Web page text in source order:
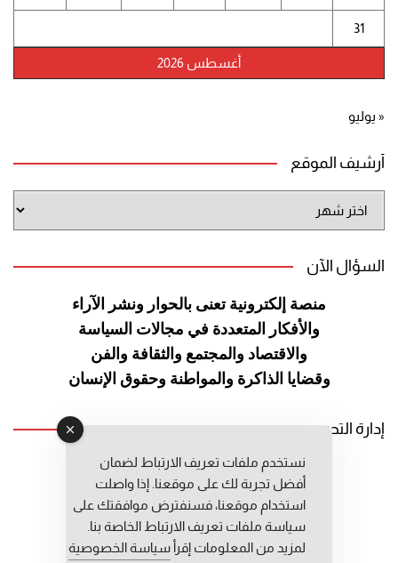
أغسطس 2026
31
« يوليو
أرشيف الموقع
الموقع
السؤال الآن
منصة إلكترونية تعنى بالحوار ونشر الآراء
والأفكار المتعددة في مجالات السياسة
والاقتصاد والمجتمع والثقافة والفن
وقضايا الذاكرة والمواطنة وحقوق الإنسان
إدارة التحرير
رئيس التحرير: عبد الرحيم التوراني
رئيس التحرير المساعد: المعطي قبال
مديرة التحرير: فاطمة حوحو
نستخدم ملفات تعريف الارتباط لضمان
أفضل تجربة لك على موقعنا. إذا واصلت
استخدام موقعنا، فسنفترض موافقتك على
سياسة ملفات تعريف الارتباط الخاصة بنا.
لمزيد من المعلومات إقرأ سياسة الخصوصية